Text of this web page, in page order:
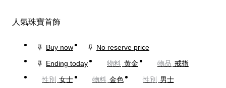
人氣珠寶首飾
Buy now
No reserve price
Ending today
物料 黃金 物品 戒指
性別 女士 物料 金色 性別
男士